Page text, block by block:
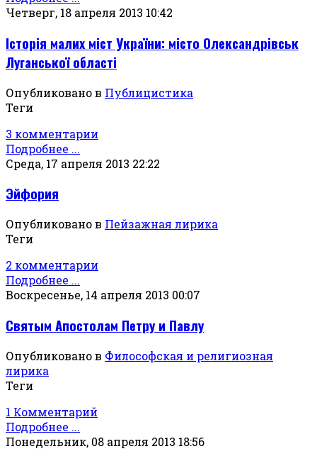
Четверг, 18 апреля 2013 10:42
Історія малих міст України: місто Олександрівськ
Луганської області
Опубликовано в Публицистика
Теги
3 комментарии
Подробнее ...
Среда, 17 апреля 2013 22:22
Эйфория
Опубликовано в Пейзажная лирика
Теги
2 комментарии
Подробнее ...
Воскресенье, 14 апреля 2013 00:07
Святым Апостолам Петру и Павлу
Опубликовано в Философская и религиозная
лирика
Теги
1 Комментарий
Подробнее ...
Понедельник, 08 апреля 2013 18:56